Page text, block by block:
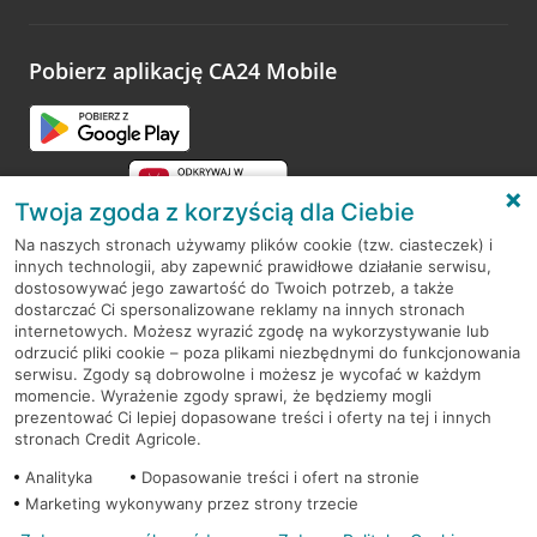
opinie.
Pobierz aplikację CA24 Mobile
RODO
Regulamin serwisu
Mapa serwisu
PolitykaCookies
Twoja zgoda z korzyścią dla Ciebie
Na naszych stronach używamy plików cookie (tzw. ciasteczek) i
innych technologii, aby zapewnić prawidłowe działanie serwisu,
dostosowywać jego zawartość do Twoich potrzeb, a także
dostarczać Ci spersonalizowane reklamy na innych stronach
internetowych. Możesz wyrazić zgodę na wykorzystywanie lub
odrzucić pliki cookie – poza plikami niezbędnymi do funkcjonowania
serwisu. Zgody są dobrowolne i możesz je wycofać w każdym
momencie. Wyrażenie zgody sprawi, że będziemy mogli
prezentować Ci lepiej dopasowane treści i oferty na tej i innych
stronach Credit Agricole.
Analityka
Dopasowanie treści i ofert na stronie
Marketing wykonywany przez strony trzecie